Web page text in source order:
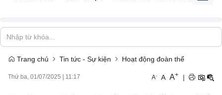
Trang chủ Tin tức - Sự kiện Hoạt động đoàn thể
Thứ ba, 01/07/2025 11:17 A- A A+ |